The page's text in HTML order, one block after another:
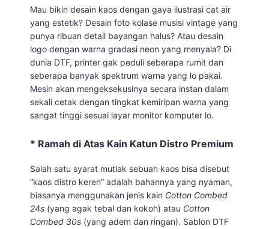
Mau bikin desain kaos dengan gaya ilustrasi cat air
yang estetik? Desain foto kolase musisi vintage yang
punya ribuan detail bayangan halus? Atau desain
logo dengan warna gradasi neon yang menyala? Di
dunia DTF, printer gak peduli seberapa rumit dan
seberapa banyak spektrum warna yang lo pakai.
Mesin akan mengeksekusinya secara instan dalam
sekali cetak dengan tingkat kemiripan warna yang
sangat tinggi sesuai layar monitor komputer lo.
* Ramah di Atas Kain Katun Distro Premium
Salah satu syarat mutlak sebuah kaos bisa disebut
“kaos distro keren” adalah bahannya yang nyaman,
biasanya menggunakan jenis kain Cotton Combed
24s (yang agak tebal dan kokoh) atau Cotton
Combed 30s (yang adem dan ringan). Sablon DTF